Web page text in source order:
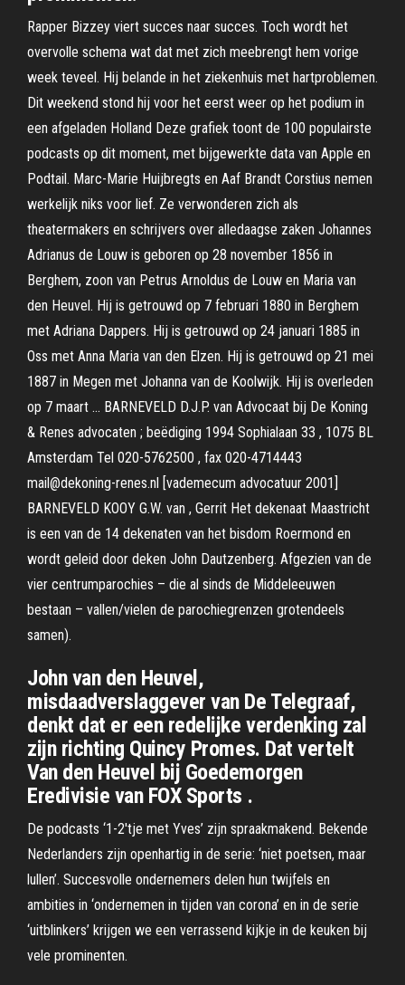
Rapper Bizzey viert succes naar succes. Toch wordt het
overvolle schema wat dat met zich meebrengt hem vorige
week teveel. Hij belande in het ziekenhuis met hartproblemen.
Dit weekend stond hij voor het eerst weer op het podium in
een afgeladen Holland Deze grafiek toont de 100 populairste
podcasts op dit moment, met bijgewerkte data van Apple en
Podtail. Marc-Marie Huijbregts en Aaf Brandt Corstius nemen
werkelijk niks voor lief. Ze verwonderen zich als
theatermakers en schrijvers over alledaagse zaken Johannes
Adrianus de Louw is geboren op 28 november 1856 in
Berghem, zoon van Petrus Arnoldus de Louw en Maria van
den Heuvel. Hij is getrouwd op 7 februari 1880 in Berghem
met Adriana Dappers. Hij is getrouwd op 24 januari 1885 in
Oss met Anna Maria van den Elzen. Hij is getrouwd op 21 mei
1887 in Megen met Johanna van de Koolwijk. Hij is overleden
op 7 maart … BARNEVELD D.J.P. van Advocaat bij De Koning
& Renes advocaten ; beëdiging 1994 Sophialaan 33 , 1075 BL
Amsterdam Tel 020-5762500 , fax 020-4714443
mail@dekoning-renes.nl [vademecum advocatuur 2001]
BARNEVELD KOOY G.W. van , Gerrit Het dekenaat Maastricht
is een van de 14 dekenaten van het bisdom Roermond en
wordt geleid door deken John Dautzenberg. Afgezien van de
vier centrumparochies – die al sinds de Middeleeuwen
bestaan – vallen/vielen de parochiegrenzen grotendeels
samen).
John van den Heuvel,
misdaadverslaggever van De Telegraaf,
denkt dat er een redelijke verdenking zal
zijn richting Quincy Promes. Dat vertelt
Van den Heuvel bij Goedemorgen
Eredivisie van FOX Sports .
De podcasts ‘1-2'tje met Yves’ zijn spraakmakend. Bekende
Nederlanders zijn openhartig in de serie: ‘niet poetsen, maar
lullen’. Succesvolle ondernemers delen hun twijfels en
ambities in ‘ondernemen in tijden van corona’ en in de serie
‘uitblinkers’ krijgen we een verrassend kijkje in de keuken bij
vele prominenten.